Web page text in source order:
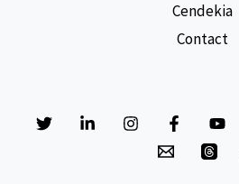
Penghasilan
Cendekia
Contact